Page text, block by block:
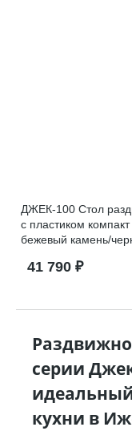
ДЖЕК-100 Стол
с пластиком компакт
бежевый камень/
41 790 ₽
серии
кухни в